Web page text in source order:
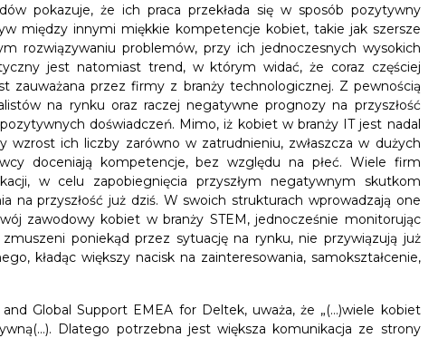
pokazuje, że ich praca przekłada się w sposób pozytywny
między innymi miękkie kompetencje kobiet, takie jak szersze
rozwiązywaniu problemów, przy ich jednoczesnych wysokich
jest natomiast trend, w którym widać, że coraz częściej
zauważana przez firmy z branży technologicznej. Z pewnością
na rynku oraz raczej negatywne prognozy na przyszłość
doświadczeń. Mimo, iż kobiet w branży IT jest nadal
wzrost ich liczby zarówno w zatrudnieniu, zwłaszcza w dużych
doceniają kompetencje, bez względu na płeć. Wiele firm
w celu zapobiegnięcia przyszłym negatywnym skutkom
na przyszłość już dziś. W swoich strukturach wprowadzają one
zawodowy kobiet w branży STEM, jednocześnie monitorując
poniekąd przez sytuację na rynku, nie przywiązują już
kładąc większy nacisk na zainteresowania, samokształcenie,
Global Support EMEA for Deltek, uważa, że „(…)wiele kobiet
Dlatego potrzebna jest większa komunikacja ze strony